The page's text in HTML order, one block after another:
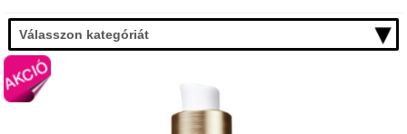
Válasszon kategóriát